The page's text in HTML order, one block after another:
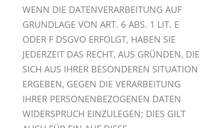
WENN DIE DATENVERARBEITUNG AUF
GRUNDLAGE VON ART. 6 ABS. 1 LIT. E
ODER F DSGVO ERFOLGT, HABEN SIE
JEDERZEIT DAS RECHT, AUS GRÜNDEN, DIE
SICH AUS IHRER BESONDEREN SITUATION
ERGEBEN, GEGEN DIE VERARBEITUNG
IHRER PERSONENBEZOGENEN DATEN
WIDERSPRUCH EINZULEGEN; DIES GILT